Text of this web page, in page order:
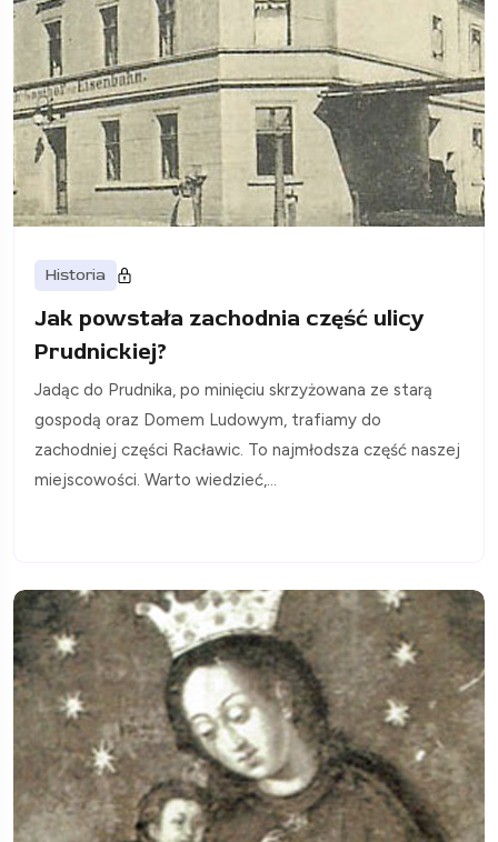
Historia
Jak powstała zachodnia część ulicy
Prudnickiej?
Jadąc do Prudnika, po minięciu skrzyżowana ze starą
gospodą oraz Domem Ludowym, trafiamy do
zachodniej części Racławic. To najmłodsza część naszej
miejscowości. Warto wiedzieć,...